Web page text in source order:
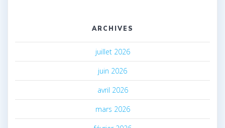
ARCHIVES
juillet 2026
juin 2026
avril 2026
mars 2026